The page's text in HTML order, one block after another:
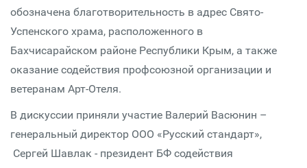
обозначена благотворительность в адрес Свято-
Успенского храма, расположенного в
Бахчисарайском районе Республики Крым, а также
оказание содействия профсоюзной организации и
ветеранам Арт-Отеля.
В дискуссии приняли участие Валерий Васюнин –
генеральный директор ООО «Русский стандарт»,
Сергей Шавлак - президент БФ содействия